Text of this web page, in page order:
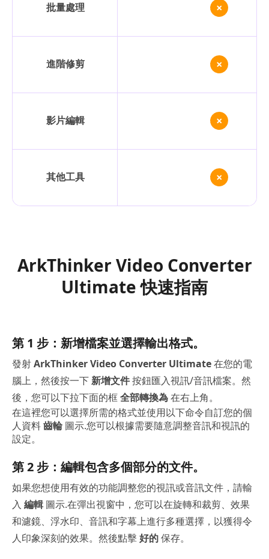
批量處理
進階修剪
影片編輯
其他工具
ArkThinker Video Converter
Ultimate 快速指南
第 1 步：新增檔案並選擇輸出格式。
發射ArkThinker Video Converter Ultimate在您的電
腦上，然後按一下新增文件按鈕匯入視訊/音訊檔案。然
後，您可以下拉下面的框全部轉換為在右上角。
在這裡您可以選擇所需的格式並使用以下命令自訂您的個
人資料齒輪 圖示.您可以根據需要隨意調整音訊和視訊的
設定。
第 2 步：編輯包含多個部分的文件。
如果您想使用有效的功能調整您的視訊或音訊文件，請輸
入 編輯 圖示.在彈出視窗中，您可以在旋轉和裁剪、效果
和濾鏡、浮水印、音訊和字幕上進行多種選擇，以獲得令
人印象深刻的效果。然後點擊好的保存。